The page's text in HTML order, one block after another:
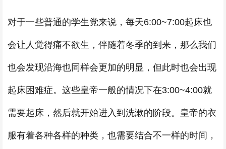
对于一些普通的学生党来说，每天6:00~7:00起床也
会让人觉得痛不欲生，伴随着冬季的到来，那么我们
也会发现沿海也同样会更加的明显，但此时也会出现
起床困难症。这些皇帝一般的情况下在3:00~4:00就
需要起床，然后就开始进入到洗漱的阶段。皇帝的衣
服有着各种各样的种类，也需要结合不一样的时间，